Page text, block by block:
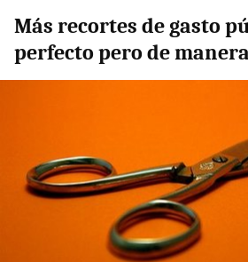
Más recortes de gasto
perfecto pero de